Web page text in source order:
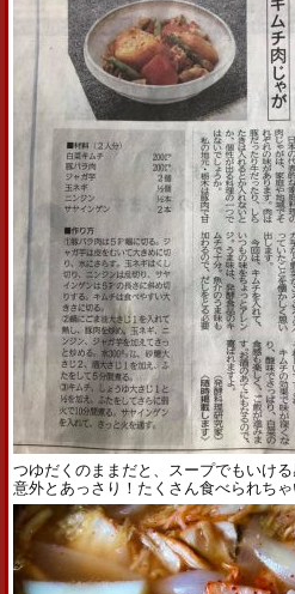
つゆだくのままだと、スープでもいける
意外とあっさり！たくさん食べられちゃ